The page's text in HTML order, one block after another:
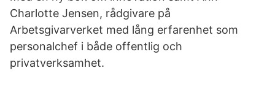
Charlotte Jensen, rådgivare på
Arbetsgivarverket med lång erfarenhet som
personalchef i både offentlig och
privatverksamhet.